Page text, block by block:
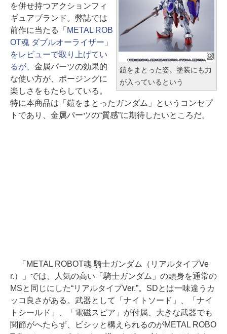
鎧をまとった姿。塗装にも力
が入っているという
を併せ持つアクションフィ
ギュアブランド。弊誌では
前作に当たる
「METAL ROB
OT魂 ダブルオーライザー」
をレビューで取り上げてい
るが、 金属パーツの効果的
な使い方が、ポージングに
楽しさをもたらしている。
特に本商品は「鎧をまとったガンダム」というコンセプ
トであり、金属パーツの“質感”に期待したいところだ。
「METAL ROBOT魂 騎士ガンダム（リアルタイプVe
r.）」では、人気の高い「騎士ガンダム」の頭身を通常の
MSと同じにした“リアルタイプVer.”。SDとは一味違うカ
ッコ良さがある。武器として「ナイトソード」、「ナイ
トシールド」、「電磁スピア」が付属、大きな武器でも
関節がへたらず、ビシッと構えられるのがMETAL ROBO